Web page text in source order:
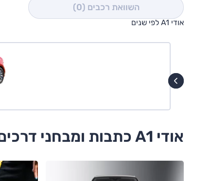
השוואת רכבים (0)
אודי A1 לפי שנים
אודי A1 כתבות ומבחני דרכים